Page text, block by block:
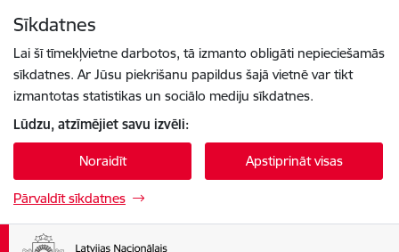
Sīkdatnes
Lai šī tīmekļvietne darbotos, tā izmanto obligāti nepieciešamās
sīkdatnes. Ar Jūsu piekrišanu papildus šajā vietnē var tikt
izmantotas statistikas un sociālo mediju sīkdatnes.
Lūdzu, atzīmējiet savu izvēli:
Noraidīt Apstiprināt visas
Pārvaldīt sīkdatnes